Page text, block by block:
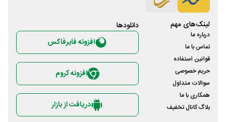
لینک‌های مهم
درباره ما
تماس با ما
قوانین استفاده
حریم خصوصی
سوالات متداول
همکاری با ما
بلاگ کانال تخفیف
دانلود‌ها
افزونه فایرفاکس
افزونه کروم
دریافت از بازار